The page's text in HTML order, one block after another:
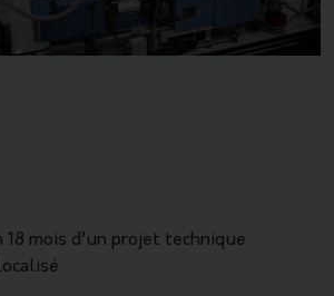
18 mois d’un projet technique